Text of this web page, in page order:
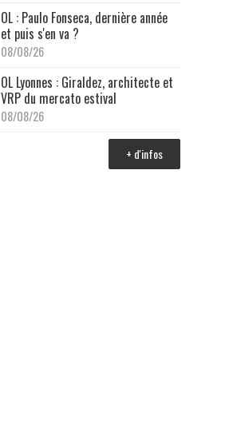
OL : Paulo Fonseca, dernière année
et puis s'en va ?
08/08/26
OL Lyonnes : Giraldez, architecte et
VRP du mercato estival
08/08/26
+ d'infos